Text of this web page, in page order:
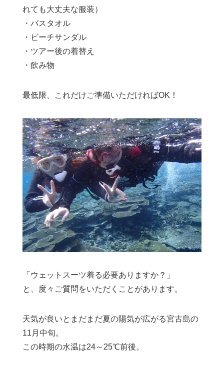
れても大丈夫な服装）
・バスタオル
・ビーチサンダル
・ツアー後の着替え
・飲み物
最低限、これだけご準備いただければOK！
「ウェットスーツ着る必要ありますか？」
と、度々ご質問をいただくことがあります。
天気が良いとまだまだ夏の陽気が広がる宮古島の
11月中旬。
この時期の水温は24～25℃前後。